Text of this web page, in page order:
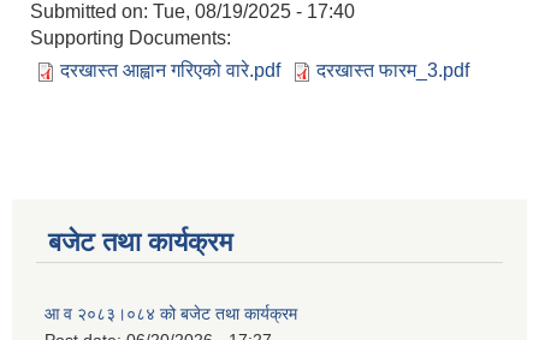
Submitted on: Tue, 08/19/2025 - 17:40
Supporting Documents:
दरखास्त आह्वान गरिएको वारे.pdf
दरखास्त फारम_3.pdf
बजेट तथा कार्यक्रम
आ व २०८३।०८४ को बजेट तथा कार्यक्रम